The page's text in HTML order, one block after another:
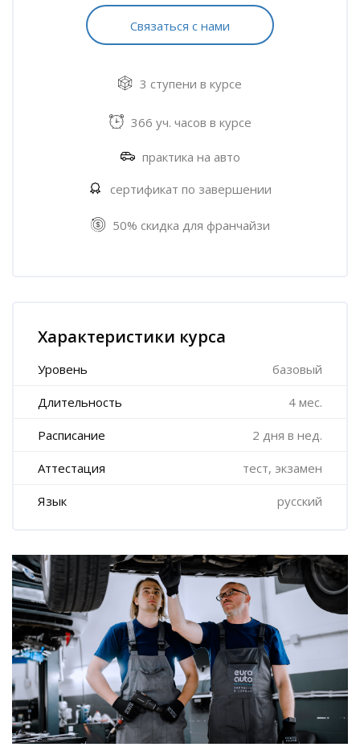
Связаться с нами
3 ступени в курсе
366 уч. часов в курсе
практика на авто
сертификат по завершении
50% скидка для франчайзи
Характеристики курса
Уровень базовый
Длительность 4 мес.
Расписание 2 дня в нед.
Аттестация тест, экзамен
Язык русский
Пропустить [Cocoon] Пользовательский HTML